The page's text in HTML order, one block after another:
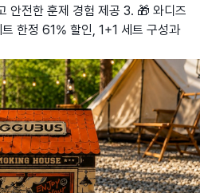
안전한 훈제 경험 제공 3. 🎁 와디즈
한정 61% 할인, 1+1 세트 구성과